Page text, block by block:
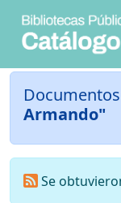
Armando"
Se